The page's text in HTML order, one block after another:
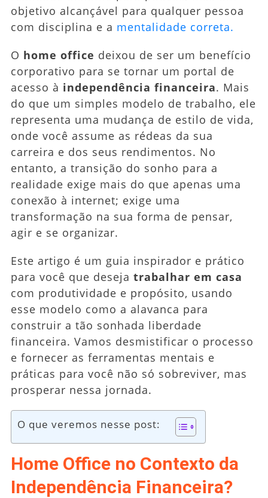
objetivo alcançável para qualquer pessoa
com disciplina e a mentalidade correta.
O home office deixou de ser um benefício
corporativo para se tornar um portal de
acesso à independência financeira. Mais
do que um simples modelo de trabalho, ele
representa uma mudança de estilo de vida,
onde você assume as rédeas da sua
carreira e dos seus rendimentos. No
entanto, a transição do sonho para a
realidade exige mais do que apenas uma
conexão à internet; exige uma
transformação na sua forma de pensar,
agir e se organizar.
Este artigo é um guia inspirador e prático
para você que deseja trabalhar em casa
com produtividade e propósito, usando
esse modelo como a alavanca para
construir a tão sonhada liberdade
financeira. Vamos desmistificar o processo
e fornecer as ferramentas mentais e
práticas para você não só sobreviver, mas
prosperar nessa jornada.
O que veremos nesse post:
Home Office no Contexto da
Independência Financeira?